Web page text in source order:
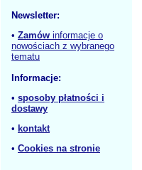
Newsletter:
• Zamów informacje o
nowościach z wybranego
tematu
Informacje:
• sposoby płatności i
dostawy
• kontakt
• Cookies na stronie